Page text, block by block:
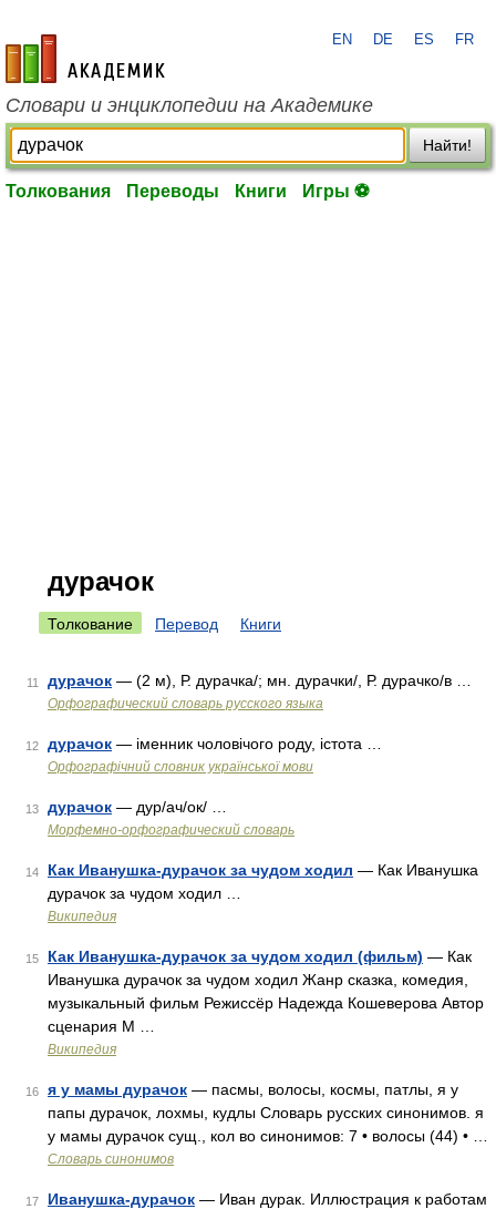
academic.ru
EN DE ES FR
Словари и энциклопедии на Академике
Найти!
Толкования Переводы Книги Игры ⚽
дурачок
Толкование Перевод Книги
11 дурачок — (2 м), Р. дурачка/; мн. дурачки/, Р. дурачко/в …
Орфографический словарь русского языка
12 дурачок — іменник чоловічого роду, істота …
Орфографічний словник української мови
13 дурачок — дур/ач/ок/ …
Морфемно-орфографический словарь
14 Как Иванушка-дурачок за чудом ходил — Как Иванушка
дурачок за чудом ходил …
Википедия
15 Как Иванушка-дурачок за чудом ходил (фильм) — Как
Иванушка дурачок за чудом ходил Жанр сказка, комедия,
музыкальный фильм Режиссёр Надежда Кошеверова Автор
сценария М …
Википедия
16 я у мамы дурачок — пасмы, волосы, космы, патлы, я у
папы дурачок, лохмы, кудлы Словарь русских синонимов. я
у мамы дурачок сущ., кол во синонимов: 7 • волосы (44) • …
Словарь синонимов
17 Иванушка-дурачок — Иван дурак. Иллюстрация к работам